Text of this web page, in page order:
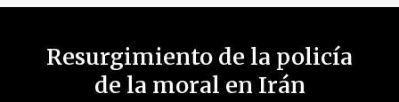
Resurgimiento de la policía
de la moral en Irán